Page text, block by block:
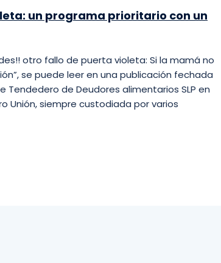
un programa prioritario con un
otro fallo de puerta violeta: Si la mamá no
se puede leer en una publicación fechada
Tendedero de Deudores alimentarios SLP en
Unión, siempre custodiada por varios